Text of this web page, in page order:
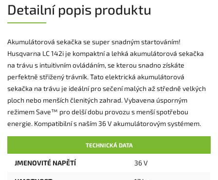
Detailní popis produktu
Akumulátorová sekačka se super snadným startováním!
Husqvarna LC 142i je kompaktní a lehká akumulátorová sekačka
na trávu s intuitivním ovládáním, se kterou snadno získáte
perfektně střižený trávník. Tato elektrická akumulátorová
sekačka na trávu je ideální pro sečení malých až středně velkých
ploch nebo menších členitých zahrad. Vybavena úsporným
režimem Save™ pro delší dobu provozu s menší spotřebou
energie. Kompatibilní s naším 36 V akumulátorovým systémem.
TECHNICKÁ DATA
JMENOVITÉ NAPĚTÍ 36 V